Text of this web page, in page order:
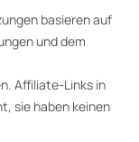
basieren auf
und dem
Affiliate-Links in
sie haben keinen